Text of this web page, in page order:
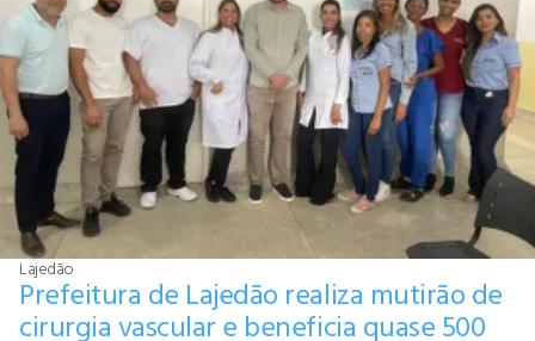
Lajedão
Prefeitura de Lajedão realiza mutirão de
cirurgia vascular e beneficia quase 500